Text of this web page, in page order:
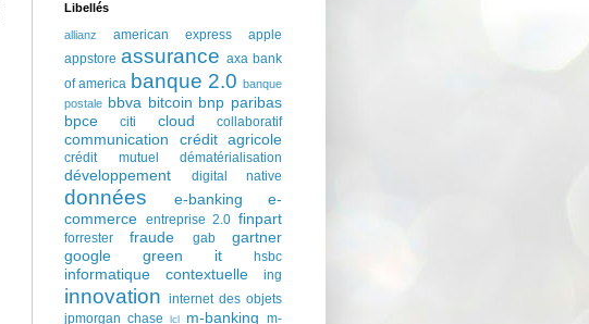
Libellés
allianz american express
apple
appstore assurance axa bank
of america banque 2.0 banque
postale bbva bitcoin bnp paribas
bpce
citi cloud collaboratif
communication crédit agricole
crédit mutuel dématérialisation
développement digital native
données e-banking
e-
commerce entreprise 2.0 finpart
forrester fraude gab
gartner
google
green it hsbc
informatique contextuelle ing
innovation internet des objets
jpmorgan chase
lcl m-banking m-